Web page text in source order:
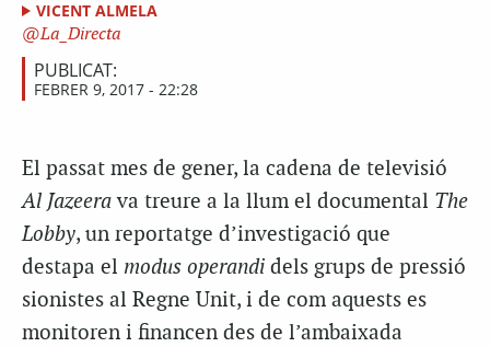
VICENT ALMELA
La_Directa
PUBLICAT:
FEBRER 9, 2017 - 22:28
El passat mes de gener, la cadena de televisió
Al Jazeerava treure a la llum el documental The
Lobby, un reportatge d’investigació que
destapa el modus operandi dels grups de pressió
sionistes al Regne Unit, i de com aquests es
monitoren i financen des de l’ambaixada